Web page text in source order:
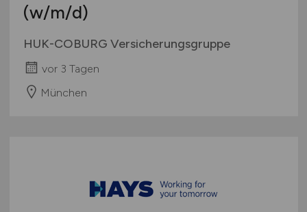
(w/m/d)
HUK-COBURG Versicherungsgruppe
vor 3 Tagen
München